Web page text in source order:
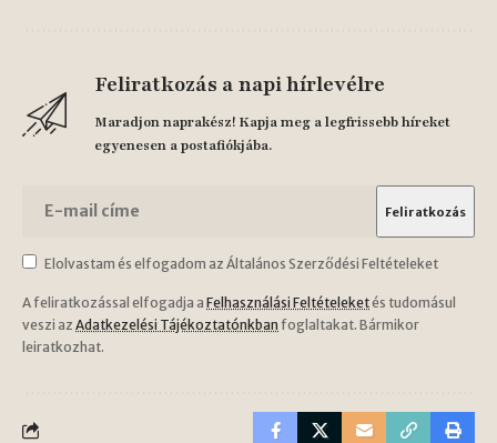
Feliratkozás a napi hírlevélre
Maradjon naprakész! Kapja meg a legfrissebb híreket
egyenesen a postafiókjába.
Elolvastam és elfogadom az Általános Szerződési Feltételeket
A feliratkozással elfogadja a Felhasználási Feltételeketés tudomásul
veszi az Adatkezelési Tájékoztatónkban foglaltakat. Bármikor
leiratkozhat.